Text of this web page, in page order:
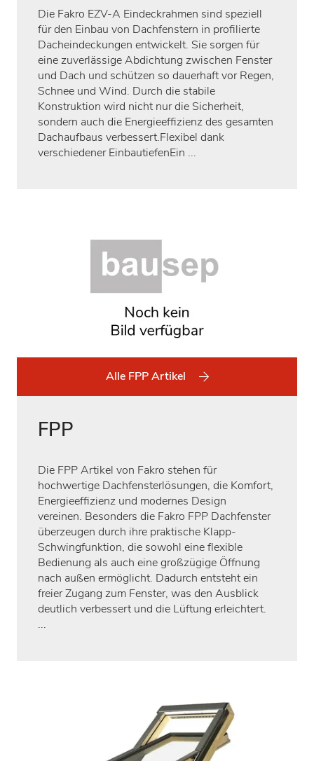
Die Fakro EZV-A Eindeckrahmen sind speziell
für den Einbau von Dachfenstern in profilierte
Dacheindeckungen entwickelt. Sie sorgen für
eine zuverlässige Abdichtung zwischen Fenster
und Dach und schützen so dauerhaft vor Regen,
Schnee und Wind. Durch die stabile
Konstruktion wird nicht nur die Sicherheit,
sondern auch die Energieeffizienz des gesamten
Dachaufbaus verbessert.Flexibel dank
verschiedener EinbautiefenEin ...
Alle FPP Artikel
FPP
Die FPP Artikel von Fakro stehen für
hochwertige Dachfensterlösungen, die Komfort,
Energieeffizienz und modernes Design
vereinen. Besonders die Fakro FPP Dachfenster
überzeugen durch ihre praktische Klapp-
Schwingfunktion, die sowohl eine flexible
Bedienung als auch eine großzügige Öffnung
nach außen ermöglicht. Dadurch entsteht ein
freier Zugang zum Fenster, was den Ausblick
deutlich verbessert und die Lüftung erleichtert.
...